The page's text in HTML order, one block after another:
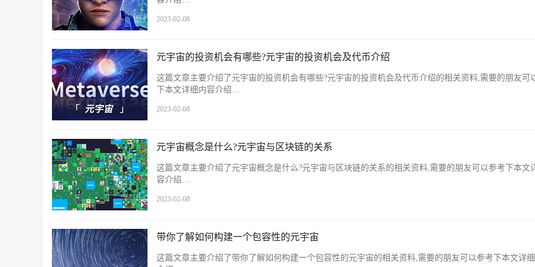
2023-02-08
元宇宙的投资机会有哪些?元宇宙的投资机会及代币介绍
这篇文章主要介绍了元宇宙的投资机会有哪些?元宇宙的投资机会及代币介绍的相关资料,需要的朋友可
下本文详细内容介绍…
2023-02-08
元宇宙概念是什么?元宇宙与区块链的关系
这篇文章主要介绍了元宇宙概念是什么?元宇宙与区块链的关系的相关资料,需要的朋友可以参考下本文
容介绍…
2023-02-08
带你了解如何构建一个包容性的元宇宙
这篇文章主要介绍了带你了解如何构建一个包容性的元宇宙的相关资料,需要的朋友可以参考下本文详